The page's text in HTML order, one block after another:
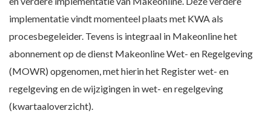
implementatie vindt momenteel plaats met KWA als
procesbegeleider. Tevens is integraal in Makeonline het
abonnement op de dienst Makeonline Wet- en Regelgeving
(MOWR) opgenomen, met hierin het Register wet- en
regelgeving en de wijzigingen in wet- en regelgeving
(kwartaaloverzicht).